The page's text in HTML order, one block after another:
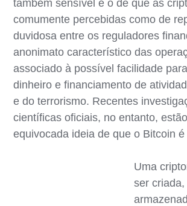
também sensível é o de que as
comumente percebidas como de
duvidosa entre os reguladores
anonimato característico das
associado à possível facilidade
dinheiro e financiamento de
e do terrorismo. Recentes
científicas oficiais, no entanto,
equivocada ideia de que o Bitcoin é
Uma
ser